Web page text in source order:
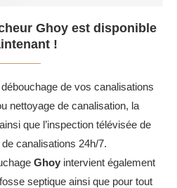
Ghoy est disponible
!
de vos canalisations
nettoyage de canalisation, la
que l’inspection télévisée de
canalisations 24h/7.
Ghoy intervient également
septique ainsi que pour tout